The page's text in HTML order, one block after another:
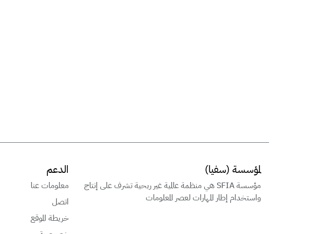
لمؤسسة (سفيا)
مؤسسة SFIA هي منظمة عالمية غير ربحية تشرف على إنتاج
واستخدام إطار المهارات لعصر المعلومات
الدعم
معلومات عنا
اتصل
خريطة الموقع